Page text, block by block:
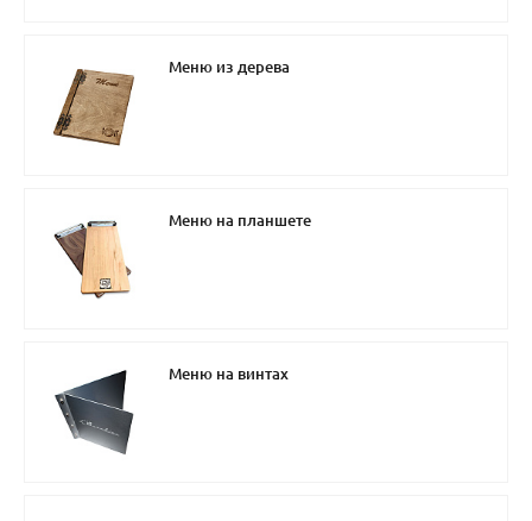
Меню из дерева
Меню на планшете
Меню на винтах